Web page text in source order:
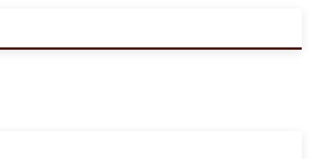
e Silk na caixa